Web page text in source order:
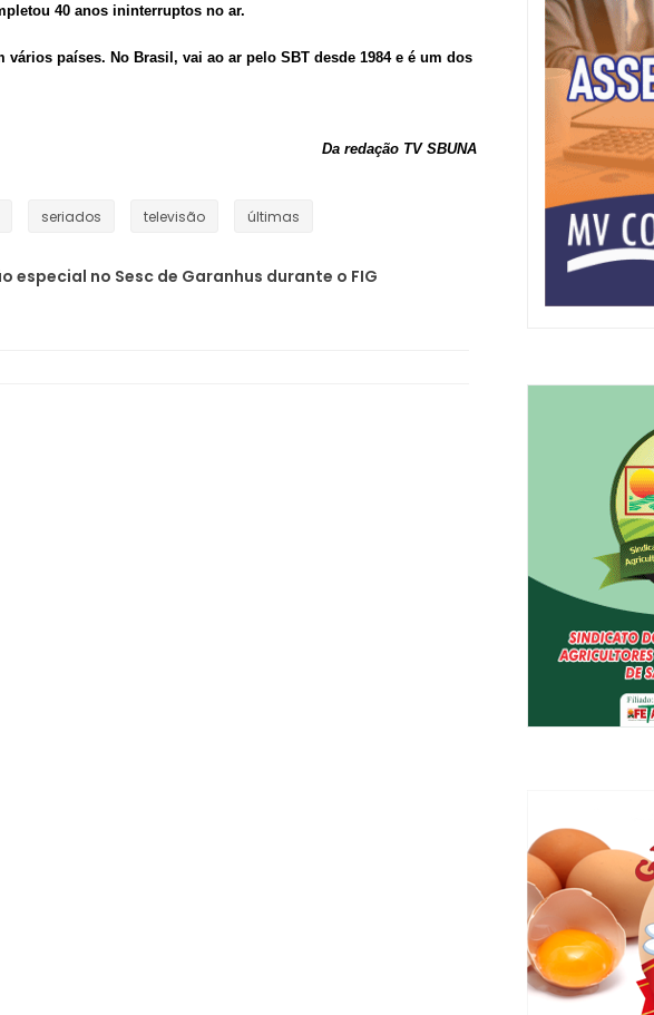
40 anos ininterruptos no ar.
vários países. No Brasil, vai ao ar pelo SBT desde 1984 e é um dos
Da redação TV SBUNA
seriados televisão últimas
especial no Sesc de Garanhus durante o FIG